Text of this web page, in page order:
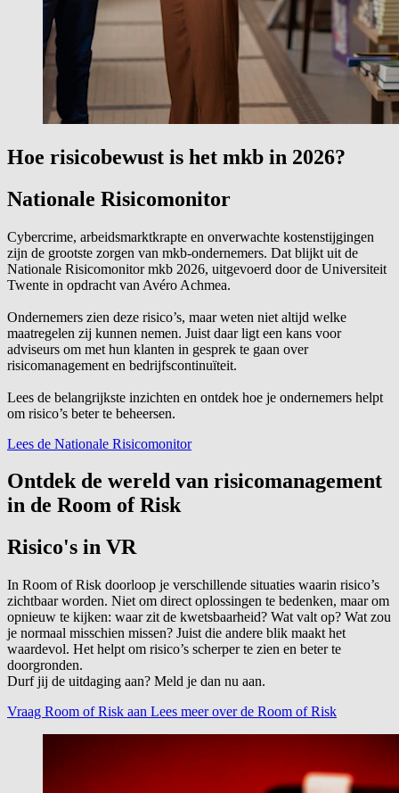
Hoe risicobewust is het mkb in 2026?
Nationale Risicomonitor
Cybercrime, arbeidsmarktkrapte en onverwachte kostenstijgingen
zijn de grootste zorgen van mkb-ondernemers. Dat blijkt uit de
Nationale Risicomonitor mkb 2026, uitgevoerd door de Universiteit
Twente in opdracht van Avéro Achmea.
Ondernemers zien deze risico’s, maar weten niet altijd welke
maatregelen zij kunnen nemen. Juist daar ligt een kans voor
adviseurs om met hun klanten in gesprek te gaan over
risicomanagement en bedrijfscontinuïteit.
Lees de belangrijkste inzichten en ontdek hoe je ondernemers helpt
om risico’s beter te beheersen.
Lees de Nationale Risicomonitor
Ontdek de wereld van risicomanagement
in de Room of Risk
Risico's in VR
In Room of Risk doorloop je verschillende situaties waarin risico’s
zichtbaar worden. Niet om direct oplossingen te bedenken, maar om
opnieuw te kijken: waar zit de kwetsbaarheid? Wat valt op? Wat zou
je normaal misschien missen? Juist die andere blik maakt het
waardevol. Het helpt om risico’s scherper te zien en beter te
doorgronden.
Durf jij de uitdaging aan? Meld je dan nu aan.
Vraag Room of Risk aan Lees meer over de Room of Risk